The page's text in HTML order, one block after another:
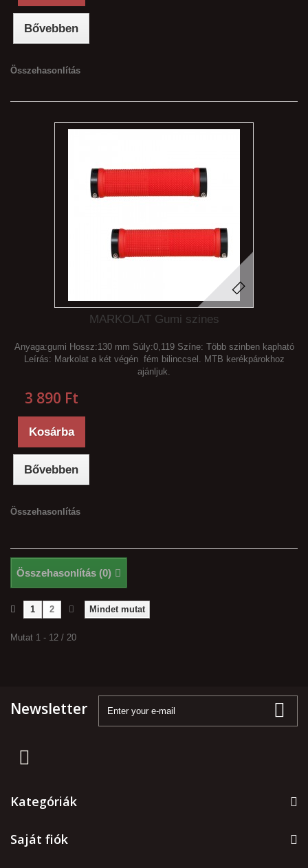
Bővebben
Összehasonlítás
MARKOLAT Gumi szines
Anyaga:gumi Hossz:130 mm Súly:0,119 Színe: Több szinben kapható
Leírás: Markolat a két végén fém bilinccsel. MTB kerékpárokhoz
ajánljuk.
3 890 Ft‎
Kosárba
Bővebben
Összehasonlítás
Összehasonlítás (0)
Mindet mutat
1 2
Mutat 1 - 12 / 20
Newsletter
Kategóriák
Saját fiók